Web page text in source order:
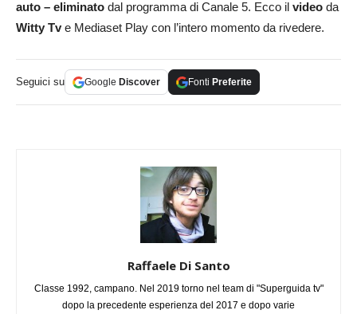
auto – eliminato dal programma di Canale 5. Ecco il video da
Witty Tve Mediaset Play con l’intero momento da rivedere.
Seguici su Google Discover Fonti Preferite
Raffaele Di Santo
Classe 1992, campano. Nel 2019 torno nel team di "Superguida tv"
dopo la precedente esperienza del 2017 e dopo varie